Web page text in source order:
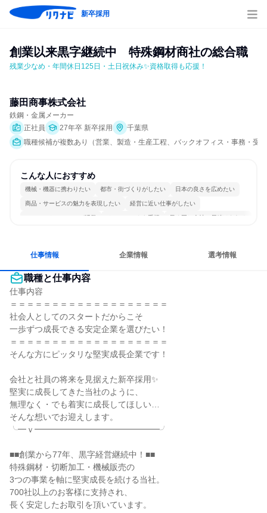
新卒採用
創業以来黒字継続中　特殊鋼材商社の総合職
残業少なめ・年間休日125日・土日祝休み✨資格取得も応援！
藤田商事株式会社
鉄鋼・金属メーカー
正社員
27年卒 新卒採用
千葉県
職種候補が複数あり（営業、製造・生産工程、バックオフィス・事務・受
こんな人におすすめ
機械・機器に携わりたい 都市・街づくりがしたい 日本の良さを広めたい
商品・サービスの魅力を表現したい 経営に近い仕事がしたい
コミュニケーションが活発 チームワークを重視 長く同じ会社に居続けられる
仕事情報 企業情報 選考情報
職種と仕事内容
仕事内容
＝＝＝＝＝＝＝＝＝＝＝＝＝＝＝＝＝＝＝
社会人としてのスタートだからこそ
一歩ずつ成長できる安定企業を選びたい！
＝＝＝＝＝＝＝＝＝＝＝＝＝＝＝＝＝＝＝
そんな方にピッタリな堅実成長企業です！
会社と社員の将来を見据えた新卒採用✨
堅実に成長してきた当社のように、
無理なく・でも着実に成長してほしい…
そんな想いでお迎えします。
╰━ｖ━━━━━━━━━━━━━━━╯
■■創業から77年、黒字経営継続中！■■
特殊鋼材・切断加工・機械販売の
3つの事業を軸に堅実成長を続ける当社。
700社以上のお客様に支持され、
長く安定したお取引を頂いています。